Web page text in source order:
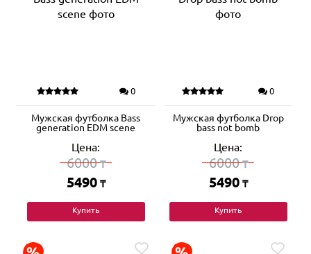
0
Мужская футболка Bass
generation EDM scene
Цена:
6000₸
5490 ₸
Купить
0
Мужская футболка Drop
bass not bomb
Цена:
6000₸
5490 ₸
Купить